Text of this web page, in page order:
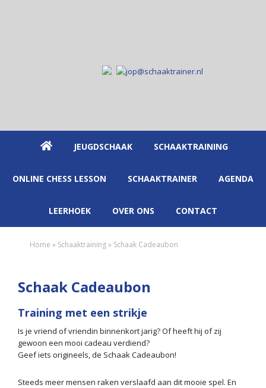
JEUGDSCHAAK SCHAAKTRAINING
ONLINE CHESS LESSON SCHAAKTRAINER AGENDA
LEERHOEK OVER ONS CONTACT
Home » Schaaktraining» Schaak Cadeaubon
Schaak Cadeaubon
Training met een strikje
Is je vriend of vriendin binnenkort jarig? Of heeft hij of zij
gewoon een mooi cadeau verdiend?
Geef iets origineels, de Schaak Cadeaubon!
Steeds meer mensen raken verslaafd aan dit mooie spel. En